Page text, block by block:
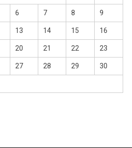
6 7 8 9
13 14 15 16
20 21 22 23
27 28 29 30